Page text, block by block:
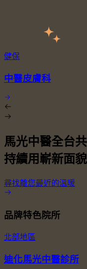
健保
中醫皮膚科
馬光中醫全台共
持續用嶄新面
尋找離您最近的溫暖
品牌特色院所
北部地區
迪化馬光中醫診所